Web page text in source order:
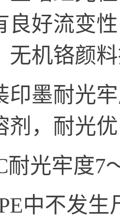
良好流变
无机铬颜
印墨耐光
剂，耐光
耐光牢度7
中不发